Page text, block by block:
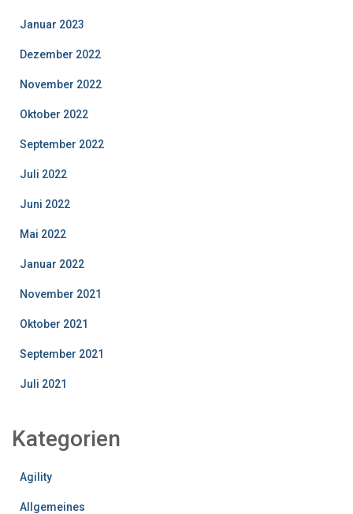
Januar 2023
Dezember 2022
November 2022
Oktober 2022
September 2022
Juli 2022
Juni 2022
Mai 2022
Januar 2022
November 2021
Oktober 2021
September 2021
Juli 2021
Kategorien
Agility
Allgemeines